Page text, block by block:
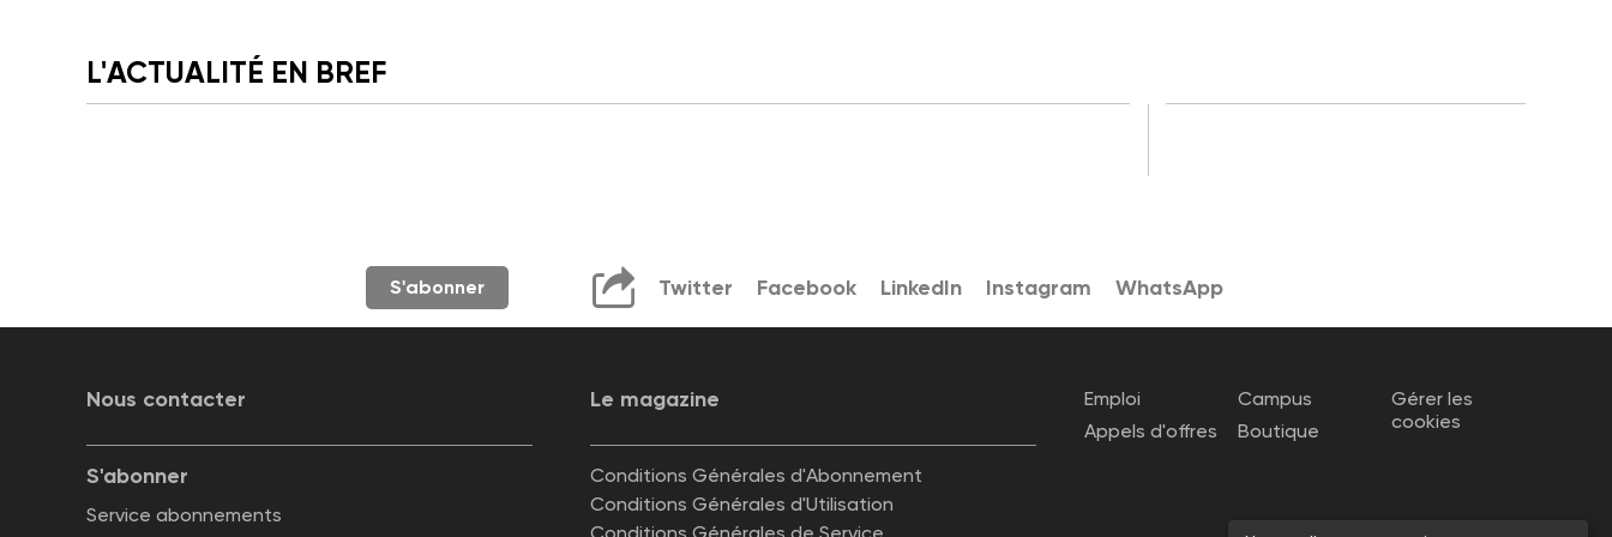
L'ACTUALITÉ EN BREF
S'abonner Twitter Facebook LinkedIn Instagram WhatsApp
Nous contacter Le magazine
S'abonner
Service abonnements
Conditions Générales d'Abonnement
Conditions Générales d'Utilisation
Emploi
Appels d'offres
Campus
Boutique
Gérer les
cookies